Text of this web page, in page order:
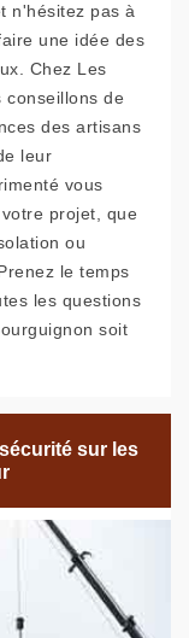
n'hésitez pas à
une idée des
Chez Les
conseillons de
des artisans
leur
vous
projet, que
ou
le temps
les questions
soit
sur les